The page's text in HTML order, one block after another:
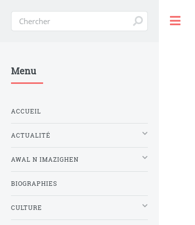
Menu
ACCUEIL
ACTUALITÉ
AWAL N IMAZIGHEN
BIOGRAPHIES
CULTURE